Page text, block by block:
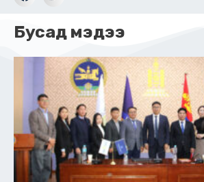
Бусад мэдээ